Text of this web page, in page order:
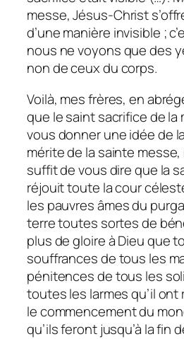
messe, Jésus-Christ
d’une manière invisible ;
nous ne voyons que des
non de ceux du corps.
Voilà, mes frères, en
que le saint sacrifice de la
vous donner une idée de
mérite de la sainte
suffit de vous dire que la
réjouit toute la cour
les pauvres âmes du
terre toutes sortes de
plus de gloire à Dieu que
souffrances de tous les
pénitences de tous les
toutes les larmes qu’il
le commencement du
qu’ils feront jusqu’à la fin